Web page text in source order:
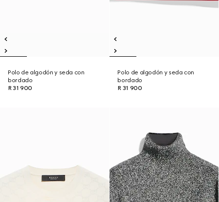
Polo de algodón y seda con
bordado
R 31 900
Polo de algodón y seda con
bordado
R 31 900